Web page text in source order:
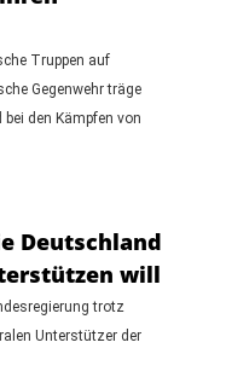
Truppen auf
Gegenwehr träge
den Kämpfen von
Deutschland
will
trotz
Unterstützer der